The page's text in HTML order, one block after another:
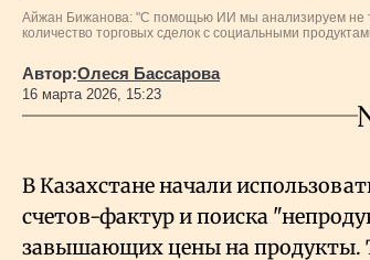
О нас
Все новости
Айжан Бижанова: "С помощью ИИ мы анализируем не
количество торговых сделок с социальными
Автор:Олеся Бассарова
16 марта 2026, 15:23
В Казахстане начали
счетов-фактур и поиска
завышающих цены на продукты.